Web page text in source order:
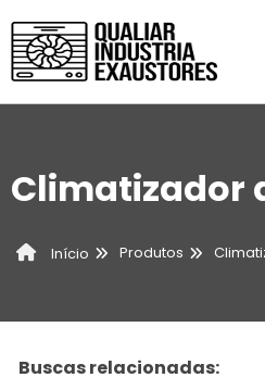
Climatizador
Início Produtos
Buscas relacionadas: